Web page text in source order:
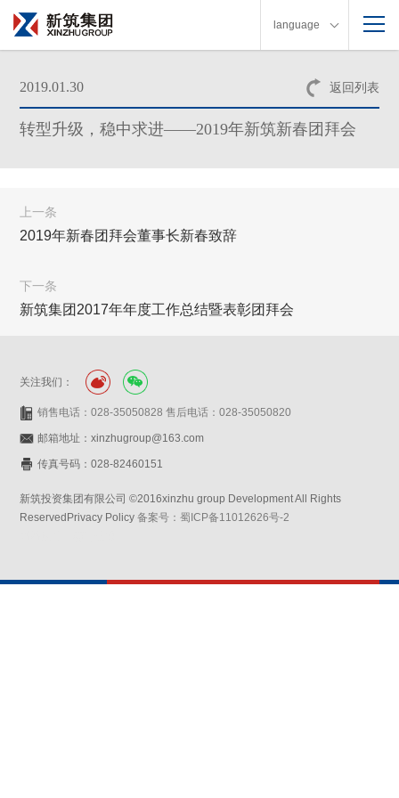
language
返回列表
2019.01.30
转型升级，稳中求进——2019年新筑新春团拜会
上一条
2019年新春团拜会董事长新春致辞
下一条
新筑集团2017年年度工作总结暨表彰团拜会
关注我们：
销售电话：028-35050828 售后电话：028-35050820
邮箱地址：xinzhugroup@163.com
传真号码：028-82460151
新筑投资集团有限公司 ©2016xinzhu group Development All Rights
ReservedPrivacy Policy备案号：蜀ICP备11012626号-2